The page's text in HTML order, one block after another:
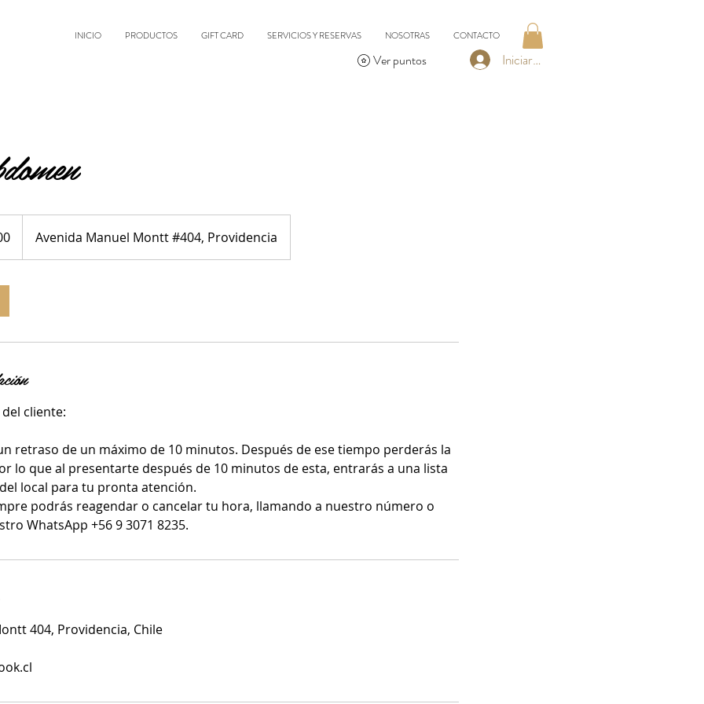
INICIO PRODUCTOS GIFT CARD SERVICIOS Y RESERVAS NOSOTRAS CONTACTO
Iniciar sesión
Ver puntos
Avenida Manuel Montt #404, Providencia
cliente:
retraso de un máximo de 10 minutos. Después de ese tiempo perderás la
lo que al presentarte después de 10 minutos de esta, entrarás a una lista
local para tu pronta atención.
podrás reagendar o cancelar tu hora, llamando a nuestro número o
WhatsApp +56 9 3071 8235.
404, Providencia, Chile